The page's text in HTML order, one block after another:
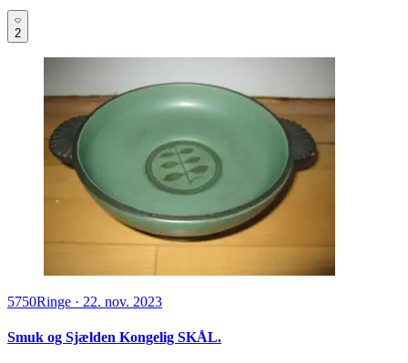
2
5750Ringe · 22. nov. 2023
Smuk og Sjælden Kongelig SKÅL.